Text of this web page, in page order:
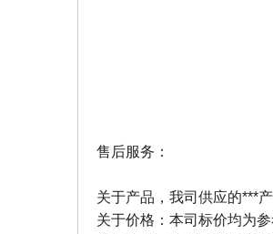
售后服务：
关于产品，我司供应的***
关于价格：本司标价均为